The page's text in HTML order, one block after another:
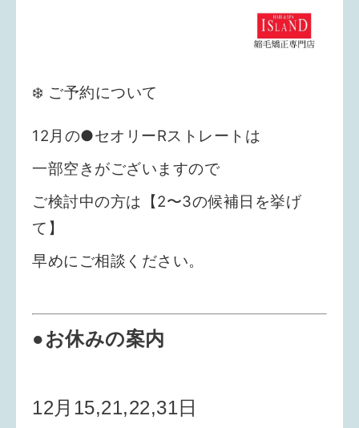
❄️ ご予約について
12月の●セオリーRストレートは
一部空きがございますので
ご検討中の方は【2〜3の候補日を挙げ
て】
早めにご相談ください。
●お休みの案内
12月15,21,22,31日